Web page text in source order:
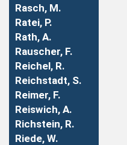
Rasch, M.
Ratei, P.
Rath, A.
Rauscher, F.
Reichel, R.
Reichstadt, S.
Reimer, F.
Reiswich, A.
Richstein, R.
Riede, W.